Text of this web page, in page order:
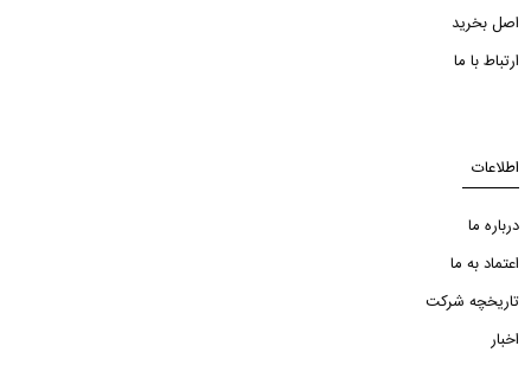
اصل بخرید
ارتباط با ما
اطلاعات
درباره ما
اعتماد به ما
تاریخچه شرکت
اخبار